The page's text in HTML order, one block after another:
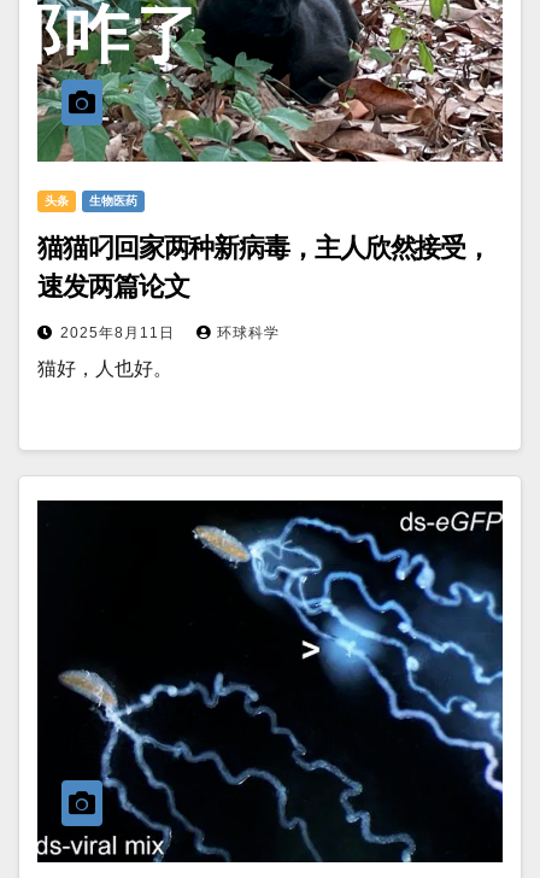
头条 生物医药
猫猫叼回家两种新病毒，主人欣然接受，
速发两篇论文
2025年8月11日 环球科学
猫好，人也好。